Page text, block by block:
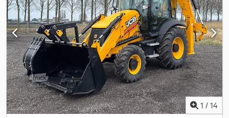
1 / 14